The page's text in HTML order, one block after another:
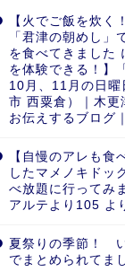
【火でご飯を炊く
「君津の朝めし」
を食べてきました
を体験できる！】
10月、11月の日曜
市 西粟倉）｜木更
お伝えするブログ
【自慢のアレも食
したマメノキドッ
べ放題に行ってみ
アルテより105 よ
夏祭りの季節！
でまとめられてま